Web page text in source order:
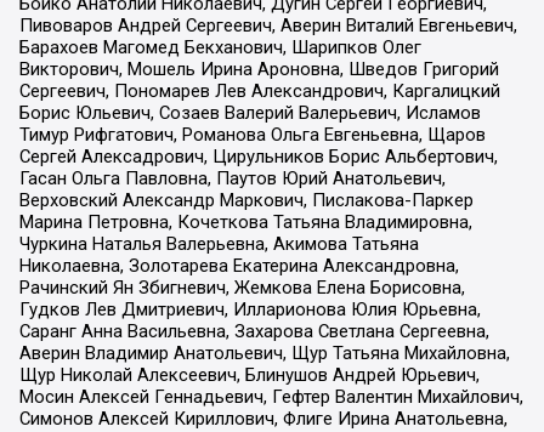
Пивоваров Андрей Сергеевич, Аверин Виталий Евгеньевич,
Барахоев Магомед Бекханович, Шарипков Олег
Викторович, Мошель Ирина Ароновна, Шведов Григорий
Сергеевич, Пономарев Лев Александрович, Каргалицкий
Борис Юльевич, Созаев Валерий Валерьевич, Исламов
Тимур Рифгатович, Романова Ольга Евгеньевна, Щаров
Сергей Алексадрович, Цирульников Борис Альбертович,
Гасан Ольга Павловна, Паутов Юрий Анатольевич,
Верховский Александр Маркович, Пислакова-Паркер
Марина Петровна, Кочеткова Татьяна Владимировна,
Чуркина Наталья Валерьевна, Акимова Татьяна
Николаевна, Золотарева Екатерина Александровна,
Рачинский Ян Збигневич, Жемкова Елена Борисовна,
Гудков Лев Дмитриевич, Илларионова Юлия Юрьевна,
Саранг Анна Васильевна, Захарова Светлана Сергеевна,
Аверин Владимир Анатольевич, Щур Татьяна Михайловна,
Щур Николай Алексеевич, Блинушов Андрей Юрьевич,
Мосин Алексей Геннадьевич, Гефтер Валентин Михайлович,
Симонов Алексей Кириллович, Флиге Ирина Анатольевна,